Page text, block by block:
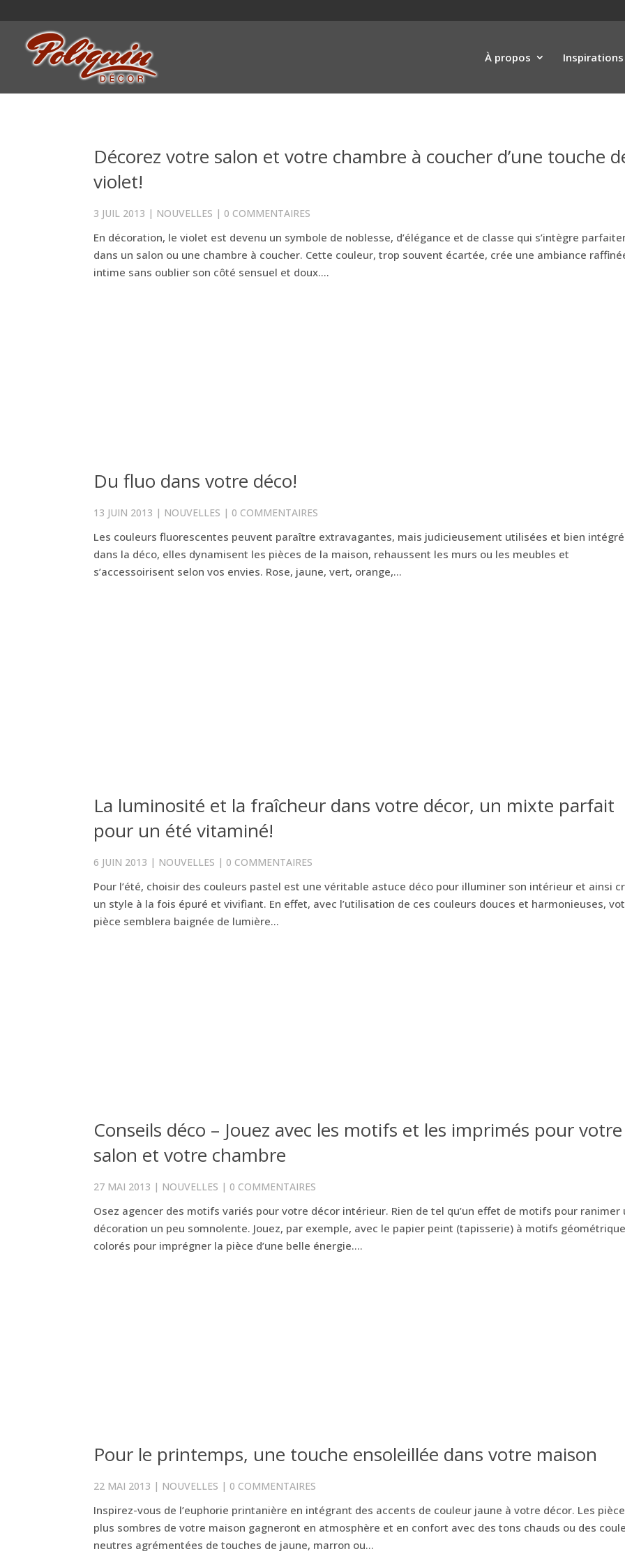
À propos Inspirations
Décorez votre salon et votre chambre à coucher d’une touche
violet!
3 JUIL 2013 | NOUVELLES | 0 COMMENTAIRES
En décoration, le violet est devenu un symbole de noblesse, d’élégance et de classe qui s’intègre
dans un salon ou une chambre à coucher. Cette couleur, trop souvent écartée, crée une ambiance
intime sans oublier son côté sensuel et doux....
Du fluo dans votre déco!
13 JUIN 2013 | NOUVELLES | 0 COMMENTAIRES
Les couleurs fluorescentes peuvent paraître extravagantes, mais judicieusement utilisées et bien
dans la déco, elles dynamisent les pièces de la maison, rehaussent les murs ou les meubles et
s’accessoirisent selon vos envies. Rose, jaune, vert, orange,...
La luminosité et la fraîcheur dans votre décor, un mixte parfait
pour un été vitaminé!
6 JUIN 2013 | NOUVELLES | 0 COMMENTAIRES
Pour l’été, choisir des couleurs pastel est une véritable astuce déco pour illuminer son intérieur et ainsi
un style à la fois épuré et vivifiant. En effet, avec l’utilisation de ces couleurs douces et harmonieuses,
pièce semblera baignée de lumière...
Conseils déco – Jouez avec les motifs et les imprimés pour votre
salon et votre chambre
27 MAI 2013 | NOUVELLES | 0 COMMENTAIRES
Osez agencer des motifs variés pour votre décor intérieur. Rien de tel qu’un effet de motifs pour ranimer
décoration un peu somnolente. Jouez, par exemple, avec le papier peint (tapisserie) à motifs
colorés pour imprégner la pièce d’une belle énergie....
Pour le printemps, une touche ensoleillée dans votre maison
22 MAI 2013 | NOUVELLES | 0 COMMENTAIRES
Inspirez-vous de l’euphorie printanière en intégrant des accents de couleur jaune à votre décor. Les
plus sombres de votre maison gagneront en atmosphère et en confort avec des tons chauds ou des
neutres agrémentées de touches de jaune, marron ou...